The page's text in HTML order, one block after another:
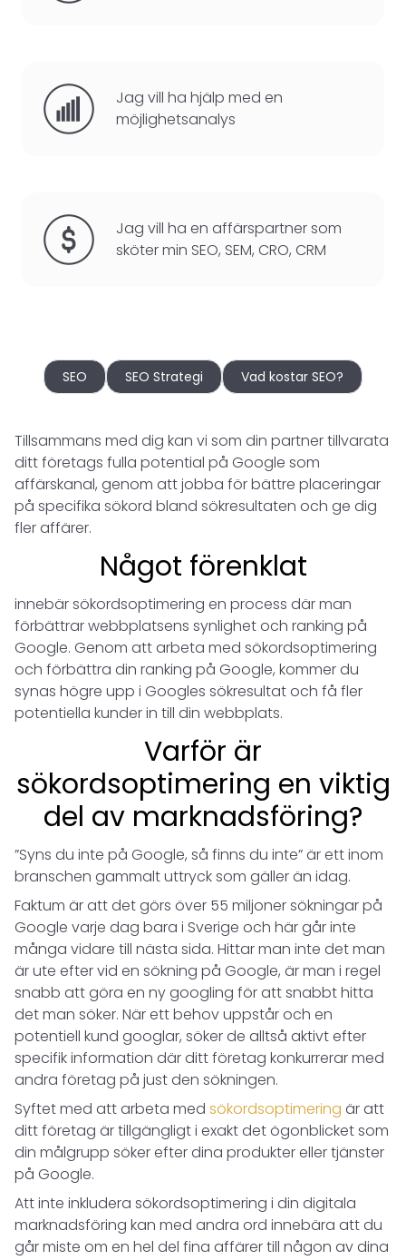
Jag vill ha hjälp med en
möjlighetsanalys
Jag vill ha en affärspartner som
sköter min SEO, SEM, CRO, CRM
SEO SEO Strategi Vad kostar SEO?
Tillsammans med dig kan vi som din partner tillvarata
ditt företags fulla potential på Google som
affärskanal, genom att jobba för bättre placeringar
på specifika sökord bland sökresultaten och ge dig
fler affärer.
Något förenklat
innebär sökordsoptimering en process där man
förbättrar webbplatsens synlighet och ranking på
Google. Genom att arbeta med sökordsoptimering
och förbättra din ranking på Google, kommer du
synas högre upp i Googles sökresultat och få fler
potentiella kunder in till din webbplats.
Varför är
sökordsoptimering en viktig
del av marknadsföring?
”Syns du inte på Google, så finns du inte” är ett inom
branschen gammalt uttryck som gäller än idag.
Faktum är att det görs över 55 miljoner sökningar på
Google varje dag bara i Sverige och här går inte
många vidare till nästa sida. Hittar man inte det man
är ute efter vid en sökning på Google, är man i regel
snabb att göra en ny googling för att snabbt hitta
det man söker. När ett behov uppstår och en
potentiell kund googlar, söker de alltså aktivt efter
specifik information där ditt företag konkurrerar med
andra företag på just den sökningen.
Syftet med att arbeta med sökordsoptimering är att
ditt företag är tillgängligt i exakt det ögonblicket som
din målgrupp söker efter dina produkter eller tjänster
på Google.
Att inte inkludera sökordsoptimering i din digitala
marknadsföring kan med andra ord innebära att du
går miste om en hel del fina affärer till någon av dina